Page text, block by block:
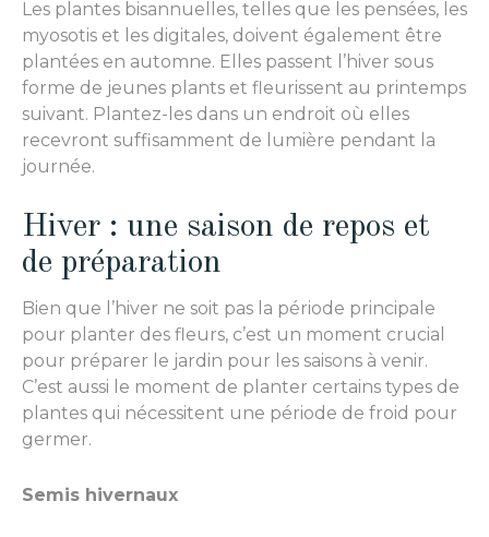
Les plantes bisannuelles, telles que les pensées, les
myosotis et les digitales, doivent également être
plantées en automne. Elles passent l’hiver sous
forme de jeunes plants et fleurissent au printemps
suivant. Plantez-les dans un endroit où elles
recevront suffisamment de lumière pendant la
journée.
Hiver : une saison de repos et
de préparation
Bien que l’hiver ne soit pas la période principale
pour planter des fleurs, c’est un moment crucial
pour préparer le jardin pour les saisons à venir.
C’est aussi le moment de planter certains types de
plantes qui nécessitent une période de froid pour
germer.
Semis hivernaux